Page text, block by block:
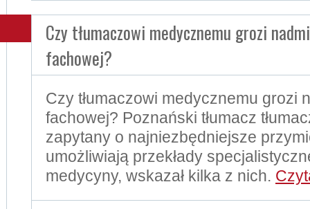
Czy tłumaczowi medycznemu grozi
fachowej?
Czy tłumaczowi medycznemu grozi
fachowej? Poznański tłumacz
zapytany o najniezbędniejsze
umożliwiają przekłady
medycyny, wskazał kilka z nich.